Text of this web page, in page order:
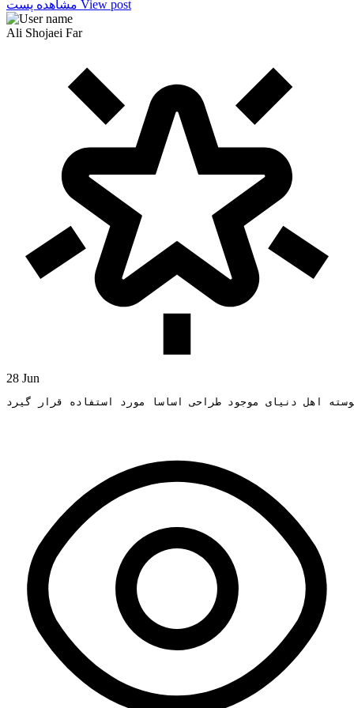
مشاهده پست View post
Ali Shojaei Far
28 Jun